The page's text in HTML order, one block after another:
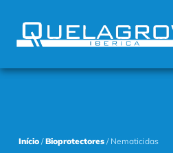
Início/Bioprotectores/ Nematicidas